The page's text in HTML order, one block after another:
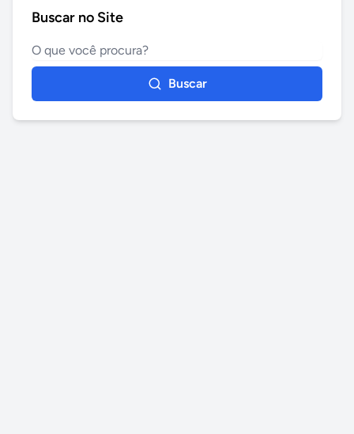
Buscar no Site
Buscar